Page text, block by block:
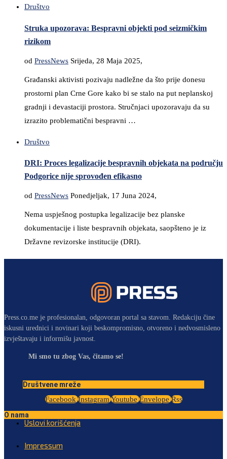
Društvo
Struka upozorava: Bespravni objekti pod seizmičkim
rizikom
od PressNews Srijeda, 28 Maja 2025,
Građanski aktivisti pozivaju nadležne da što prije donesu
prostorni plan Crne Gore kako bi se stalo na put neplanskoj
gradnji i devastaciji prostora. Stručnjaci upozoravaju da su
izrazito problematični bespravni …
Društvo
DRI: Proces legalizacije bespravnih objekata na području
Podgorice nije sprovođen efikasno
od PressNews Ponedjeljak, 17 Juna 2024,
Nema uspješnog postupka legalizacije bez planske
dokumentacije i liste bespravnih objekata, saopšteno je iz
Državne revizorske institucije (DRI).
Press.co.me je profesionalan, odgovoran portal sa stavom. Redakciju čine
iskusni urednici i novinari koji beskompromisno, otvoreno i nedvosmisleno
izvještavaju i informišu javnost.
Mi smo tu zbog Vas, čitamo se!
Društvene mreže
Facebook Instagram Youtube Envelope Rss
O nama
Uslovi korišćenja
Impressum